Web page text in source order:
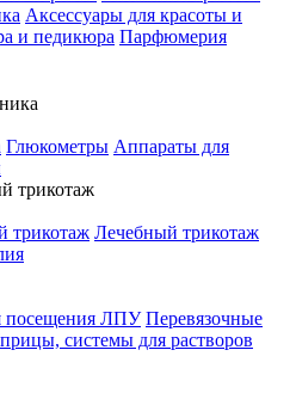
Аксессуары для красоты и
и педикюра Парфюмерия
Глюкометры Аппараты для
трикотаж
трикотаж Лечебный трикотаж
посещения ЛПУ Перевязочные
системы для растворов